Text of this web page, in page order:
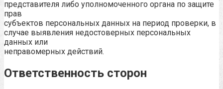
представителя либо уполномоченного органа по защите
прав
субъектов персональных данных на период проверки, в
случае выявления недостоверных персональных
данных или
неправомерных действий.
Ответственность сторон